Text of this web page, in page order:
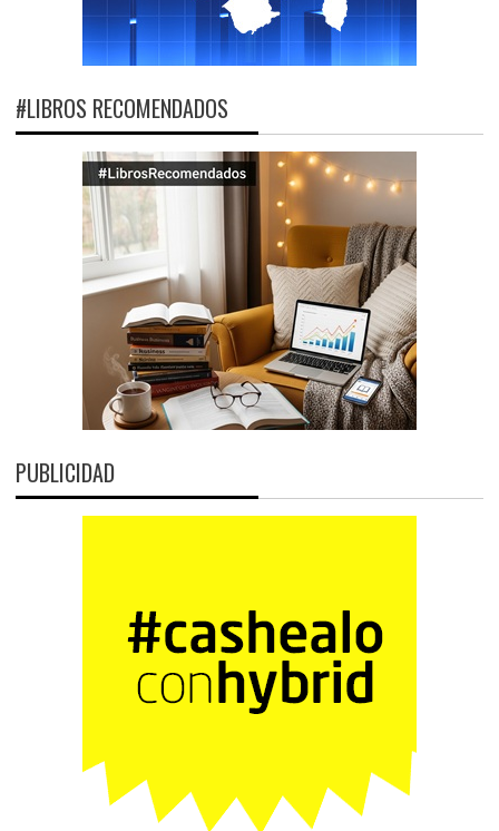
#LIBROS RECOMENDADOS
PUBLICIDAD